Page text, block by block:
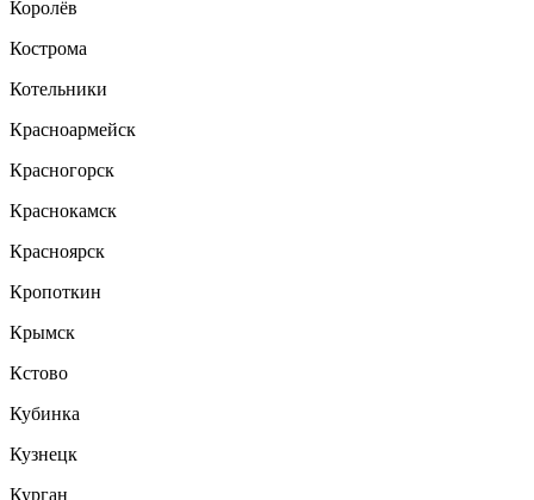
Королёв
Кострома
Котельники
Красноармейск
Красногорск
Краснокамск
Красноярск
Кропоткин
Крымск
Кстово
Кубинка
Кузнецк
Курган